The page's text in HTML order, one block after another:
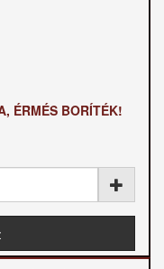
ÉRMÉS BORÍTÉK!